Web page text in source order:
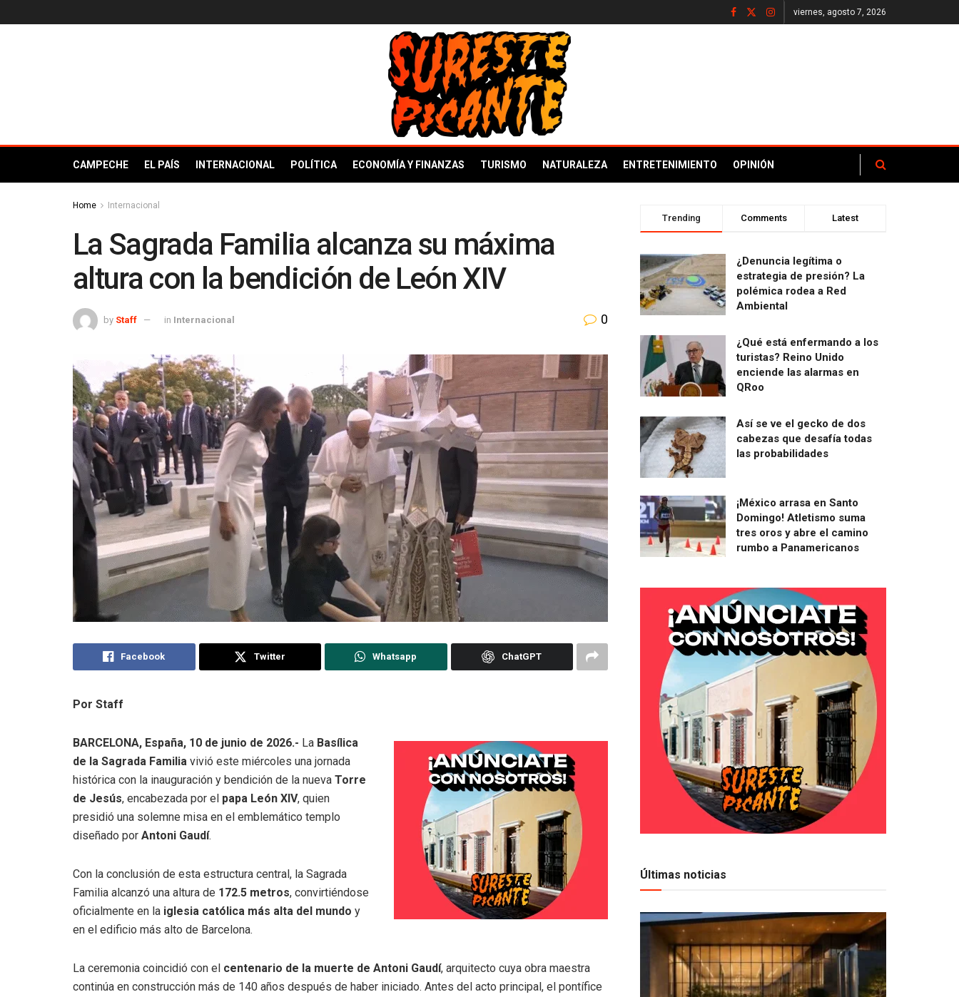
viernes, agosto 7, 2026
CAMPECHE EL PAÍS INTERNACIONAL POLÍTICA ECONOMÍA Y FINANZAS TURISMO NATURALEZA ENTRETENIMIENTO OPINIÓN
Home Internacional
La Sagrada Familia alcanza su máxima
altura con la bendición de León XIV
by Staff in Internacional 0
Facebook Twitter Whatsapp ChatGPT
Por Staff
BARCELONA, España, 10 de junio de 2026.- La Basílica
de la Sagrada Familia vivió este miércoles una jornada
histórica con la inauguración y bendición de la nueva Torre
de Jesús, encabezada por el papa León XIV, quien
presidió una solemne misa en el emblemático templo
diseñado por Antoni Gaudí.
Con la conclusión de esta estructura central, la Sagrada
Familia alcanzó una altura de 172.5 metros, convirtiéndose
oficialmente en la iglesia católica más alta del mundo y
en el edificio más alto de Barcelona.
La ceremonia coincidió con el centenario de la muerte de Antoni Gaudí, arquitecto cuya obra maestra
continúa en construcción más de 140 años después de haber iniciado. Antes del acto principal, el pontífice
Trending Comments Latest
¿Denuncia legítima o
estrategia de presión? La
polémica rodea a Red
Ambiental
¿Qué está enfermando a los
turistas? Reino Unido
enciende las alarmas en
QRoo
Así se ve el gecko de dos
cabezas que desafía todas
las probabilidades
¡México arrasa en Santo
Domingo! Atletismo suma
tres oros y abre el camino
rumbo a Panamericanos
Últimas noticias